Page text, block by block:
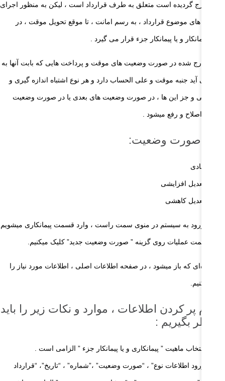
درج گردیده است متعلق به طرف قرارداد است ، لیکن به منظور اجرای
کار های موضوع قرارداد ، به رسم امانت ، تا موقع تحویل موقت ، در
پیمانکار و یا پیمانکار جزء قرار می گیرد .
درج شده در صورت وضعیت های موقت و پرداخت هایی که بابت آنها به
می آید جنبه موقت و علی الحساب دارد و هر نوع اشتباه اندازه گیری و
و جز این ها ، در صورت وضعیت های بعدی یا در صورت وضعیت
،اصلاح و رفع میشود .
صورت وضعیت:
عادی
تعدیل افزایشی
تعدیل کاهشی
از ورود به سیستم در منوی سمت راست ، وارد قسمت پیمانکاری میشویم
در قسمت عملیات روی گزینه ” صورت وضعیت جدید” کلیک میکنیم.
پنجره‌ای که باز میشود ، در صفحه اطلاعات اصلی ، اطلاعات مورد نیاز را
میکنیم.
پر کردن اطلاعات ، موارد و نکات زیر را باید
نظر بگیریم :
انتخاب ماهیت ” پیمانکاری و یا پیمانکار جزء ” الزامی است .
ورود اطلاعات نوع” ، “صورت وضعیت” ،”شماره” ، “تاریخ”، “قرارداد